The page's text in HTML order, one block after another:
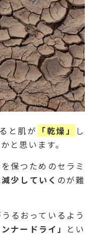
と肌が 「乾燥」
し
と思います。
保つためのセラミ
少していく のが難
るおっているよう
ンナードライ」
とい